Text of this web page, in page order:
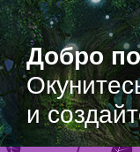
Добро
и